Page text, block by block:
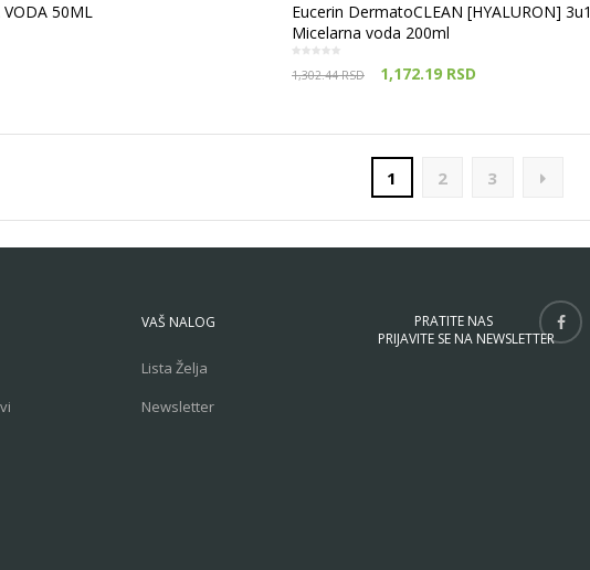
50ML
Eucerin DermatoCLEAN [HYALURON] 3u1
Micelarna voda 200ml
1,302.44RSD 1,172.19 RSD
1 2 3
VAŠ NALOG
Lista Želja
Newsletter
PRATITE NAS
PRIJAVITE SE NA NEWSLETTER